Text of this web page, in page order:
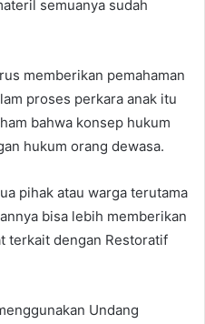
semuanya sudah
memberikan pemahaman
proses perkara anak itu
bahwa konsep hukum
hukum orang dewasa.
pihak atau warga terutama
bisa lebih memberikan
terkait dengan Restoratif
Undang